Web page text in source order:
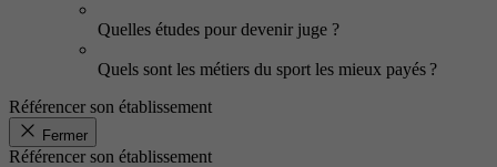
Quelles études pour devenir juge ?
Quels sont les métiers du sport les mieux payés ?
Référencer son établissement
Fermer
Référencer son établissement